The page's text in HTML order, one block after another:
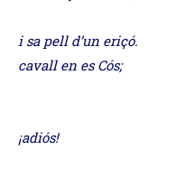
i sa pell
cavall en es Cós;
¡adiós!
Ja